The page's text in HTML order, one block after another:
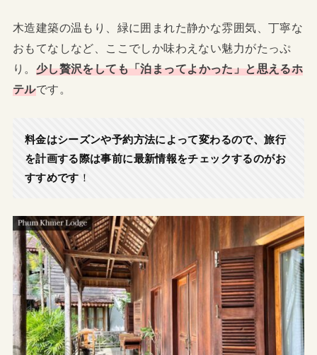
木造建築の温もり、緑に囲まれた静かな雰囲気、丁寧な
おもてなしなど、ここでしか味わえない魅力がたっぷ
り。 少し贅沢をしても「泊まってよかった」と思えるホ
テルです。
料金はシーズンや予約方法によって変わるので、旅行
を計画する際は事前に最新情報をチェックするのがお
すすめです ！